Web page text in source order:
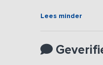
Lees minder